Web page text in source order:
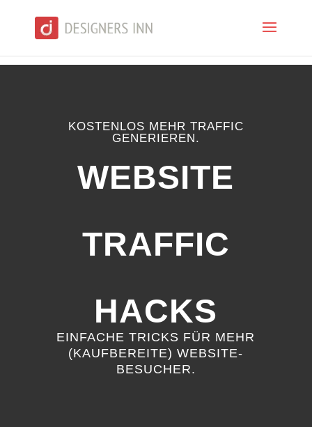
KOSTENLOS MEHR TRAFFIC
GENERIEREN.
WEBSITE
TRAFFIC
HACKS
EINFACHE TRICKS FÜR MEHR
(KAUFBEREITE) WEBSITE-
BESUCHER.